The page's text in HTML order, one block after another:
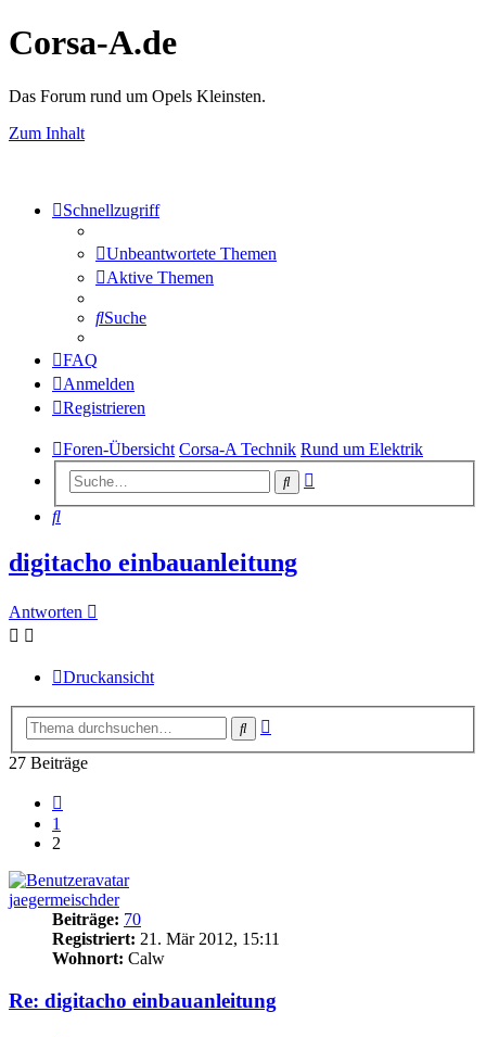
Corsa-A.de
Das Forum rund um Opels Kleinsten.
Zum Inhalt
Schnellzugriff
Unbeantwortete Themen
Aktive Themen
Suche
FAQ
Anmelden
Registrieren
Foren-Übersicht Corsa-A Technik Rund um Elektrik
Suche
Suche
digitacho einbauanleitung
Antworten
Druckansicht
Suche
27 Beiträge
1
2
jaegermeischder
Beiträge: 70
Registriert: 21. Mär 2012, 15:11
Wohnort: Calw
Re: digitacho einbauanleitung